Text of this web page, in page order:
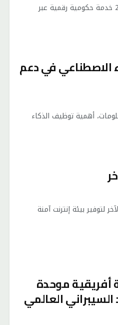
قال المهندس رأفت هندي وزير الاتصالات، أن أكثر من 270 خدمة حكومية رقمية عبر
الاصطناعي في دعم
أهمية توظيف الذكاء
بيئة إنترنت آمنة
أفريقية موحدة
العالمي